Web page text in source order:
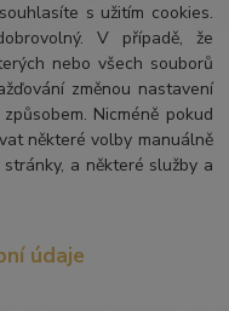
s užitím cookies.
V případě, že
nebo všech souborů
změnou nastavení
Nicméně pokud
některé volby manuálně
a některé služby a
údaje